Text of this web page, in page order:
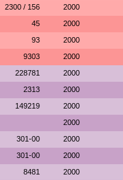
2300 / 156 2000
45 2000
93 2000
9303 2000
228781 2000
2313 2000
149219 2000
2000
301-00 2000
301-00 2000
8481 2000